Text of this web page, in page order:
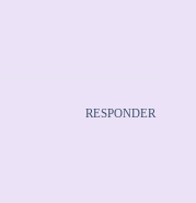
RESPONDER